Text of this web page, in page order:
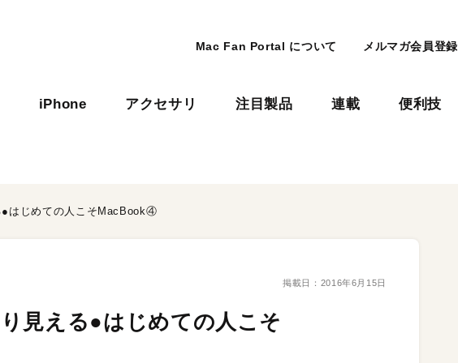
Mac Fan Portal について メルマガ会員登録
iPhone アクセサリ 注目製品 連載 便利技
●はじめての人こそMacBook④
掲載日： 2016年6月15日
見える●はじめての人こそ